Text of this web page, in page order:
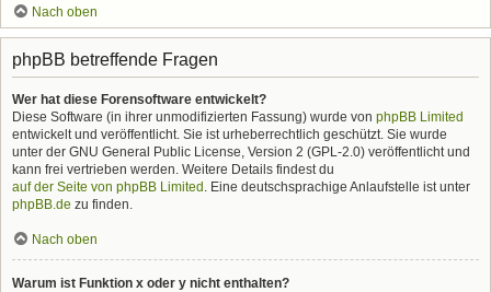
Nach oben
phpBB betreffende Fragen
Wer hat diese Forensoftware entwickelt?
Diese Software (in ihrer unmodifizierten Fassung) wurde von phpBB Limited
entwickelt und veröffentlicht. Sie ist urheberrechtlich geschützt. Sie wurde
unter der GNU General Public License, Version 2 (GPL-2.0) veröffentlicht und
kann frei vertrieben werden. Weitere Details findest du
auf der Seite von phpBB Limited . Eine deutschsprachige Anlaufstelle ist unter
phpBB.de zu finden.
Nach oben
Warum ist Funktion x oder y nicht enthalten?